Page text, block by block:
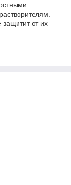
защитит от их